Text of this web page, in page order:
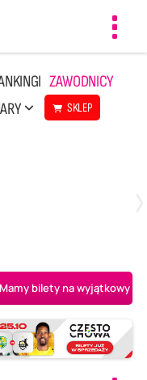
ZAWODNICY
SKLEP
bilety na wyjątkowy